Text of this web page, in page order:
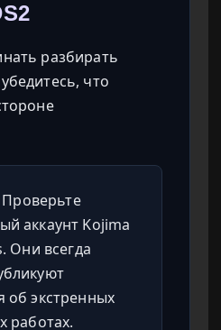
разбирать
что
Проверьте
аккаунт Kojima
Они всегда
об экстренных
работах.